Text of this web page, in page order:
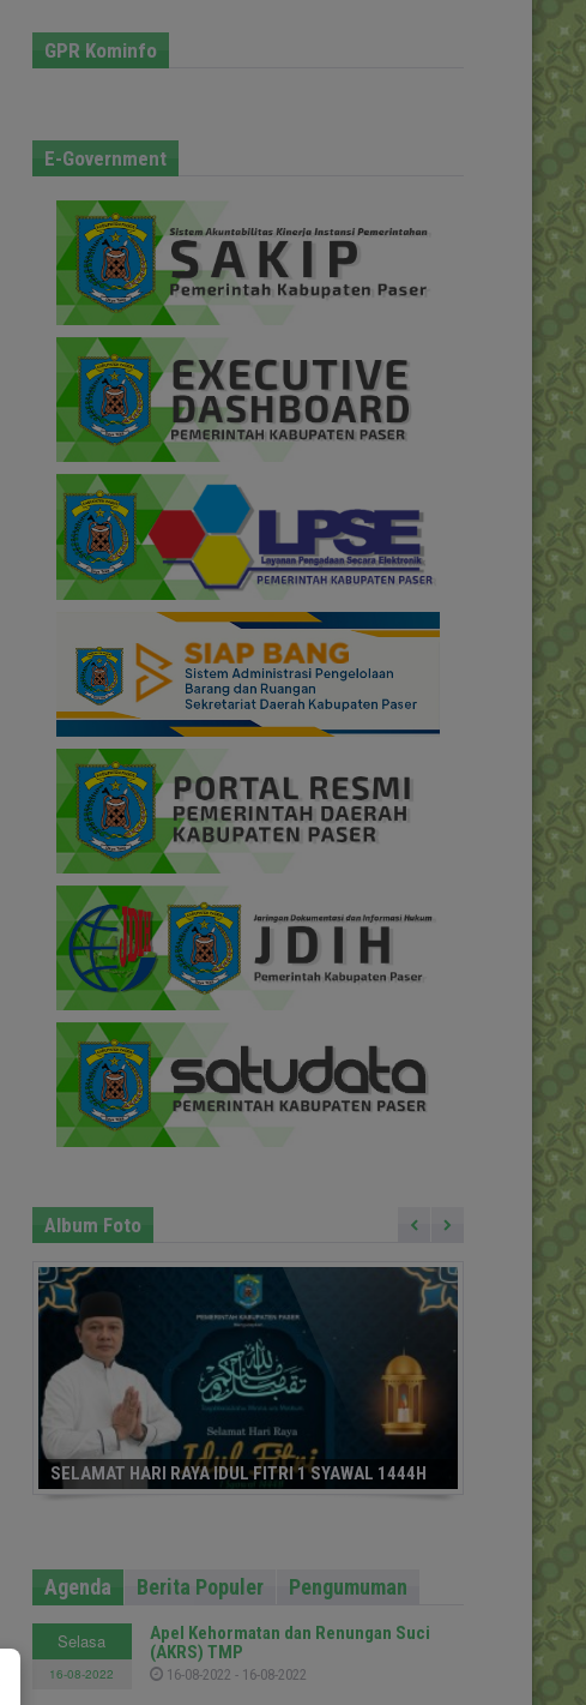
GPR Kominfo
E-Government
Album Foto
SELAMAT HARI RAYA IDUL FITRI 1 SYAWAL 1444H
Agenda Berita Populer Pengumuman
Selasa
16-08-2022
Apel Kehormatan dan Renungan Suci
(AKRS) TMP
16-08-2022 - 16-08-2022